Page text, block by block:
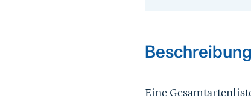
Beschreibung
Eine